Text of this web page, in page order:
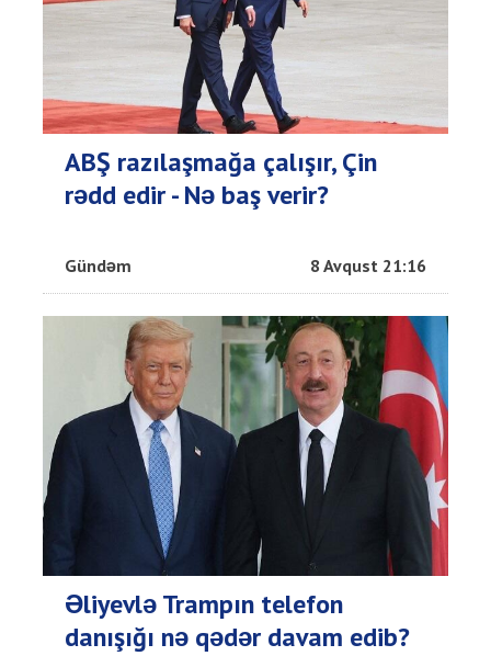
ABŞ razılaşmağa çalışır, Çin
rədd edir - Nə baş verir?
Gündəm 8 Avqust 21:16
Əliyevlə Trampın telefon
danışığı nə qədər davam edib?